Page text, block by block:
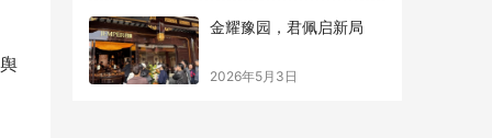
金耀豫园，君佩启新局
2026年5月3日